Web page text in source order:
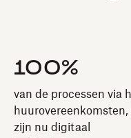
100%
van de processen via
zijn nu digitaal